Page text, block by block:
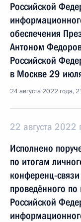
Российской
обеспечения
Антоном
Российской
в Москве 29
24 августа 2022 года,
22 августа 2022
Исполнено
по итогам
конференц-
проведённого
Российской